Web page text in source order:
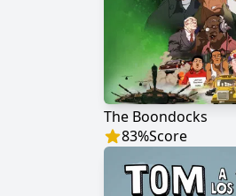
The Boondocks
83%Score